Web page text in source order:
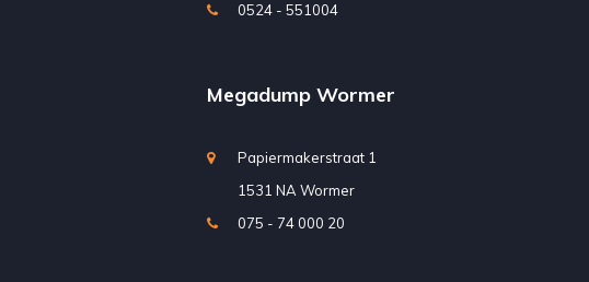
0524 - 551004
Megadump Wormer
Papiermakerstraat 1
1531 NA Wormer
075 - 74 000 20